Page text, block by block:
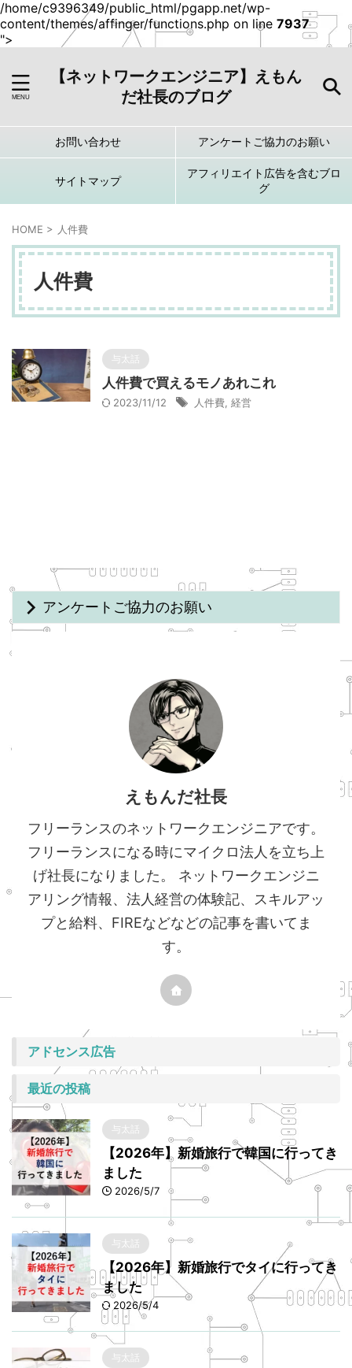
/home/c9396349/public_html/pgapp.net/wp-
content/themes/affinger/functions.php on line 7937
">
【ネットワークエンジニア】えもん
だ社長のブログ
お問い合わせ アンケートご協力のお願い
サイトマップ
アフィリエイト広告を含むブロ
グ
HOME > 人件費
人件費
与太話
人件費で買えるモノあれこれ
2023/11/12 人件費 経営
アンケートご協力のお願い
えもんだ社長
フリーランスのネットワークエンジニアです。
フリーランスになる時にマイクロ法人を立ち上
げ社長になりました。 ネットワークエンジニ
アリング情報、法人経営の体験記、スキルアッ
プと給料、FIREなどなどの記事を書いてま
す。
アドセンス広告
最近の投稿
与太話
【2026年】新婚旅行で韓国に行ってき
ました
2026/5/7
与太話
【2026年】新婚旅行でタイに行ってき
ました
2026/5/4
与太話